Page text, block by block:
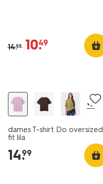
14.99 10.
49
+3
dames T-shirt Do oversized
fit lila
14.
99